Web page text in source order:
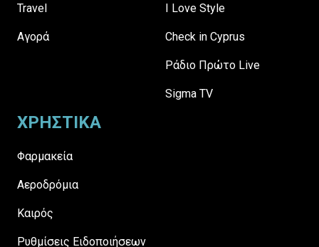
Travel
Αγορά
I Love Style
Check in Cyprus
Ράδιο Πρώτο Live
Sigma TV
ΧΡΗΣΤΙΚΑ
Φαρμακεία
Αεροδρόμια
Καιρός
Ρυθμίσεις Ειδοποιήσεων